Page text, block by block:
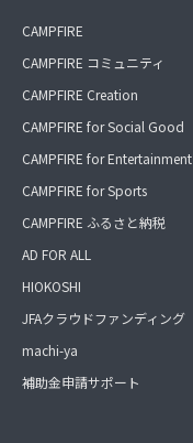
CAMPFIRE
CAMPFIRE コミュニティ
CAMPFIRE Creation
CAMPFIRE for Social Good
CAMPFIRE for Entertainment
CAMPFIRE for Sports
CAMPFIRE ふるさと納税
AD FOR ALL
HIOKOSHI
JFAクラウドファンディング
machi-ya
補助金申請サポート